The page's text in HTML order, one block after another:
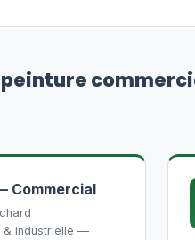
Commercial
& industrielle —